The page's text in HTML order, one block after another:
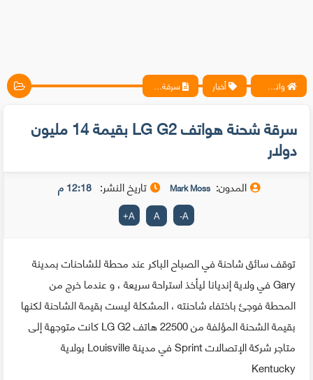
واتس آب ، فيسبوك ، أنترنت ، شروحات تقنية حصرية - المحترف أخبار سرقة شحنة هواتف LG G2 بقيمة 14 مليون دولار
سرقة شحنة هواتف LG G2 بقيمة 14 مليون
دولار
المدون: Mark Moss تاريخ النشر: 12:18 م
A
-
A
A
+
توقف سائق شاحنة في الصباح الباكر عند محطة للشاحنات بمدينة
Gary في ولاية إنديانا ليأخذ استراحة سريعة ، و عندما خرج من
المحطة فوجئ باختفاء شاحنته ، المشكلة ليست بقيمة الشاحنة لكنها
بقيمة الشحنة المؤلفة من 22500 هاتف LG G2 كانت متوجهة إلى
متاجر شركة الإتصالات Sprint في مدينة Louisville بولاية
Kentucky